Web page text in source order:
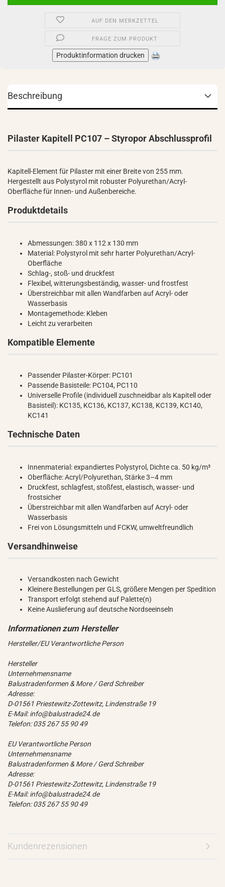
AUF DEN MERKZETTEL
FRAGE ZUM PRODUKT
Produktinformation drucken
Beschreibung
Pilaster Kapitell PC107 – Styropor Abschlussprofil
Kapitell-Element für Pilaster mit einer Breite von 255 mm.
Hergestellt aus Polystyrol mit robuster Polyurethan/Acryl-
Oberfläche für Innen- und Außenbereiche.
Produktdetails
Abmessungen: 380 x 112 x 130 mm
Material: Polystyrol mit sehr harter Polyurethan/Acryl-
Oberfläche
Schlag-, stoß- und druckfest
Flexibel, witterungsbeständig, wasser- und frostfest
Überstreichbar mit allen Wandfarben auf Acryl- oder
Wasserbasis
Montagemethode: Kleben
Leicht zu verarbeiten
Kompatible Elemente
Passender Pilaster-Körper: PC101
Passende Basisteile: PC104, PC110
Universelle Profile (individuell zuschneidbar als Kapitell oder
Basisteil): KC135, KC136, KC137, KC138, KC139, KC140,
KC141
Technische Daten
Innenmaterial: expandiertes Polystyrol, Dichte ca. 50 kg/m³
Oberfläche: Acryl/Polyurethan, Stärke 3–4 mm
Druckfest, schlagfest, stoßfest, elastisch, wasser- und
frostsicher
Überstreichbar mit allen Wandfarben auf Acryl- oder
Wasserbasis
Frei von Lösungsmitteln und FCKW, umweltfreundlich
Versandhinweise
Versandkosten nach Gewicht
Kleinere Bestellungen per GLS, größere Mengen per Spedition
Transport erfolgt stehend auf Palette(n)
Keine Auslieferung auf deutsche Nordseeinseln
Hersteller/EU Verantwortliche Person
Hersteller
Unternehmensname
Balustradenformen & More / Gerd Schreiber
Adresse:
D-01561 Priestewitz-Zottewitz, Lindenstraße 19
E-Mail: info@balustrade24.de
Telefon: 035 267 55 90 49
EU Verantwortliche Person
Unternehmensname
Balustradenformen & More / Gerd Schreiber
Adresse:
D-01561 Priestewitz-Zottewitz, Lindenstraße 19
E-Mail: info@balustrade24.de
Telefon: 035 267 55 90 49
Kundenrezensionen